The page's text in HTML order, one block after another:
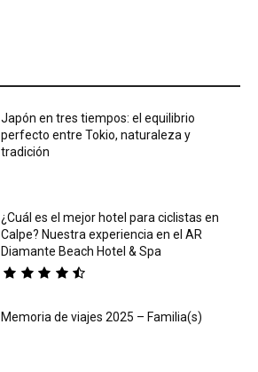
Japón en tres tiempos: el equilibrio
perfecto entre Tokio, naturaleza y
tradición
¿Cuál es el mejor hotel para ciclistas en
Calpe? Nuestra experiencia en el AR
Diamante Beach Hotel & Spa
Memoria de viajes 2025 – Familia(s)